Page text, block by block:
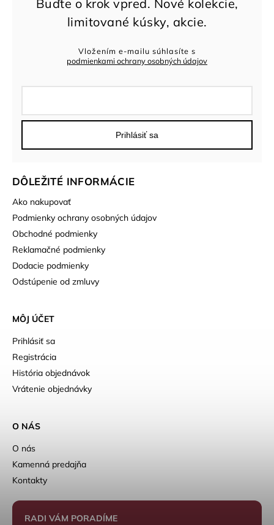
DÔLEŽITÉ INFORMÁCIE
Ako nakupovať
Podmienky ochrany osobných údajov
Obchodné podmienky
Reklamačné podmienky
Dodacie podmienky
Odstúpenie od zmluvy
MÔJ ÚČET
Prihlásiť sa
Registrácia
História objednávok
Vrátenie objednávky
Vložením e-mailu súhlasíte s
podmienkami ochrany osobných údajov
Prihlásiť sa
O NÁS
O nás
Kamenná predajňa
Kontakty
RADI VÁM PORADÍME